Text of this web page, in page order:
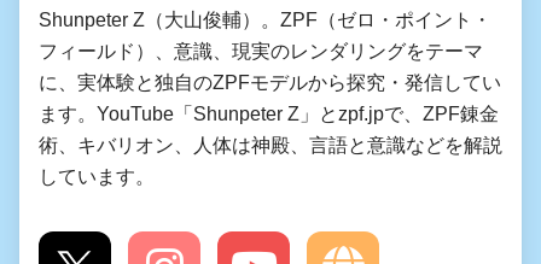
Shunpeter Z（大山俊輔）。ZPF（ゼロ・ポイント・
フィールド）、意識、現実のレンダリングをテーマ
に、実体験と独自のZPFモデルから探究・発信してい
ます。YouTube「Shunpeter Z」とzpf.jpで、ZPF錬金
術、キバリオン、人体は神殿、言語と意識などを解説
しています。